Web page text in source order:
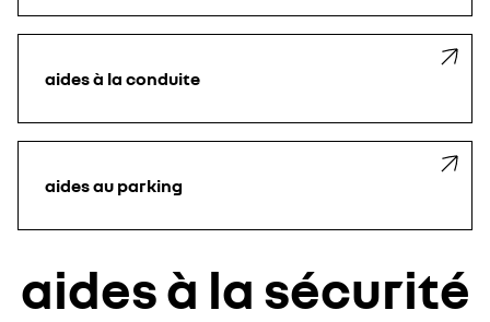
aides à la conduite
aides au parking
aides à la sécurité